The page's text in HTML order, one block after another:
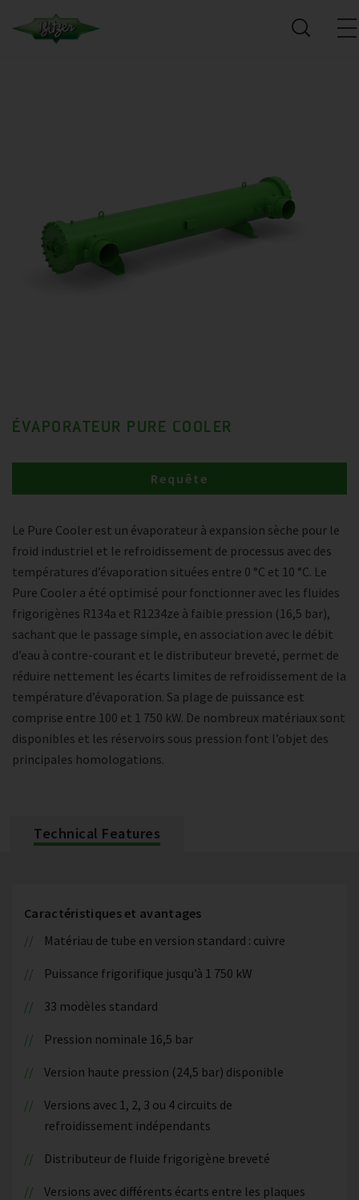
ÉVAPORATEUR PURE COOLER
Le Pure Cooler est un évaporateur à expansion sèche pour le
froid industriel et le refroidissement de processus avec des
températures d’évaporation situées entre 0 °C et 10 °C. Le
Pure Cooler a été optimisé pour fonctionner avec les fluides
frigorigènes R134a et R1234ze à faible pression (16,5 bar),
sachant que le passage simple, en association avec le débit
d’eau à contre-courant et le distributeur breveté, permet de
réduire nettement les écarts limites de refroidissement de la
température d’évaporation. Sa plage de puissance est
comprise entre 100 et 1 750 kW. De nombreux matériaux sont
disponibles et les réservoirs sous pression font l’objet des
principales homologations.
Requête
Technical Features
Caractéristiques et avantages
Matériau de tube en version standard : cuivre
Puissance frigorifique jusqu’à 1 750 kW
33 modèles standard
Pression nominale 16,5 bar
Version haute pression (24,5 bar) disponible
Versions avec 1, 2, 3 ou 4 circuits de
refroidissement indépendants
Distributeur de fluide frigorigène breveté
Versions avec différents écarts entre les plaques